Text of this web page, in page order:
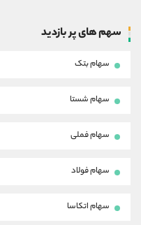
سهم های پر بازدید
سهام بتک
سهام شستا
سهام فملی
سهام فولاد
سهام اتکاسا